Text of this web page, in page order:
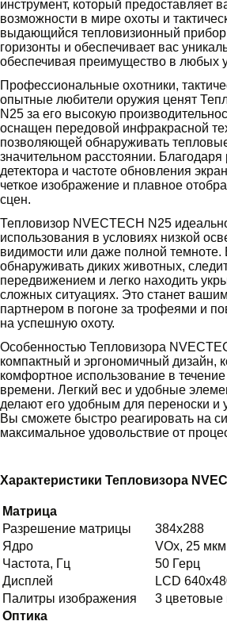
инструмент, который предоставляет
возможности в мире охоты и
выдающийся тепловизионный
горизонты и обеспечивает вас
обеспечивая преимущество в любых
Профессиональные охотники,
опытные любители оружия ценят
N25 за его высокую
оснащен передовой инфракрасной
позволяющей обнаруживать
значительном расстоянии.
детектора и частоте обновления
четкое изображение и плавное
сцен.
Тепловизор NVECTECH N25
использования в условиях низкой
видимости или даже полной
обнаруживать диких животных,
передвижением и легко находить
сложных ситуациях. Это станет
партнером в погоне за трофеями и
на успешную охоту.
Особенностью Тепловизора
компактный и эргономичный дизайн,
комфортное использование в
времени. Легкий вес и удобные
делают его удобным для переноски и
Вы сможете быстро реагировать на
максимальное удовольствие от
Характеристики Тепловизора
Матрица
Разрешение матрицы
384x288
Ядро
VOx, 25 мкм
Частота, Гц
50 Герц
Дисплей
LCD
Палитры изображения
3 цвeтoвыe
Оптика